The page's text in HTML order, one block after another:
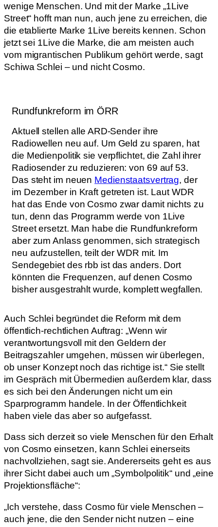
wenige Menschen. Und mit der Marke „1Live
Street“ hofft man nun, auch jene zu erreichen, die
die etablierte Marke 1Live bereits kennen. Schon
jetzt sei 1Live die Marke, die am meisten auch
vom migrantischen Publikum gehört werde, sagt
Schiwa Schlei – und nicht Cosmo.
Rundfunkreform im ÖRR
Aktuell stellen alle ARD-Sender ihre
Radiowellen neu auf. Um Geld zu sparen, hat
die Medienpolitik sie verpflichtet, die Zahl ihrer
Radiosender zu reduzieren: von 69 auf 53.
Das steht im neuen Medienstaatsvertrag, der
im Dezember in Kraft getreten ist. Laut WDR
hat das Ende von Cosmo zwar damit nichts zu
tun, denn das Programm werde von 1Live
Street ersetzt. Man habe die Rundfunkreform
aber zum Anlass genommen, sich strategisch
neu aufzustellen, teilt der WDR mit. Im
Sendegebiet des rbb ist das anders. Dort
könnten die Frequenzen, auf denen Cosmo
bisher ausgestrahlt wurde, komplett wegfallen.
Auch Schlei begründet die Reform mit dem
öffentlich-rechtlichen Auftrag: „Wenn wir
verantwortungsvoll mit den Geldern der
Beitragszahler umgehen, müssen wir überlegen,
ob unser Konzept noch das richtige ist.“ Sie stellt
im Gespräch mit Übermedien außerdem klar, dass
es sich bei den Änderungen nicht um ein
Sparprogramm handele. In der Öffentlichkeit
haben viele das aber so aufgefasst.
Dass sich derzeit so viele Menschen für den Erhalt
von Cosmo einsetzen, kann Schlei einerseits
nachvollziehen, sagt sie. Andererseits geht es aus
ihrer Sicht dabei auch um „Symbolpolitik“ und „eine
Projektionsfläche“:
„Ich verstehe, dass Cosmo für viele Menschen –
auch jene, die den Sender nicht nutzen – eine